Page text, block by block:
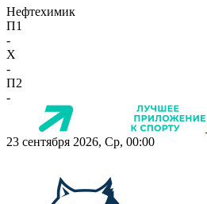
Нефтехимик
П1
-
X
-
П2
-
23 сентября 2026, Ср, 00:00